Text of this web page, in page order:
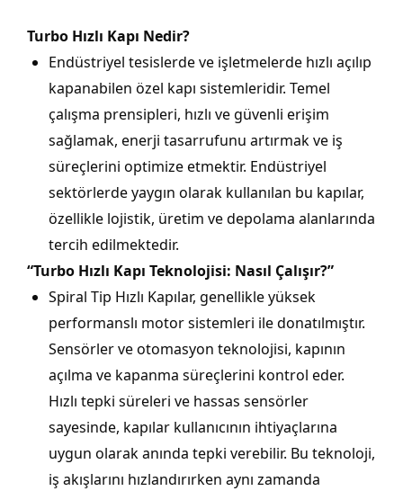
Turbo Hızlı Kapı Nedir?
Endüstriyel tesislerde ve işletmelerde hızlı açılıp
kapanabilen özel kapı sistemleridir. Temel
çalışma prensipleri, hızlı ve güvenli erişim
sağlamak, enerji tasarrufunu artırmak ve iş
süreçlerini optimize etmektir. Endüstriyel
sektörlerde yaygın olarak kullanılan bu kapılar,
özellikle lojistik, üretim ve depolama alanlarında
tercih edilmektedir.
“Turbo Hızlı Kapı Teknolojisi: Nasıl Çalışır?”
Spiral Tip Hızlı Kapılar, genellikle yüksek
performanslı motor sistemleri ile donatılmıştır.
Sensörler ve otomasyon teknolojisi, kapının
açılma ve kapanma süreçlerini kontrol eder.
Hızlı tepki süreleri ve hassas sensörler
sayesinde, kapılar kullanıcının ihtiyaçlarına
uygun olarak anında tepki verebilir. Bu teknoloji,
iş akışlarını hızlandırırken aynı zamanda